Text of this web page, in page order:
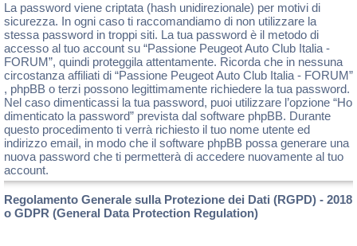
La password viene criptata (hash unidirezionale) per motivi di
sicurezza. In ogni caso ti raccomandiamo di non utilizzare la
stessa password in troppi siti. La tua password è il metodo di
accesso al tuo account su “Passione Peugeot Auto Club Italia -
FORUM”, quindi proteggila attentamente. Ricorda che in nessuna
circostanza affiliati di “Passione Peugeot Auto Club Italia - FORUM”
, phpBB o terzi possono legittimamente richiedere la tua password.
Nel caso dimenticassi la tua password, puoi utilizzare l’opzione “Ho
dimenticato la password” prevista dal software phpBB. Durante
questo procedimento ti verrà richiesto il tuo nome utente ed
indirizzo email, in modo che il software phpBB possa generare una
nuova password che ti permetterà di accedere nuovamente al tuo
account.
Regolamento Generale sulla Protezione dei Dati (RGPD) - 2018
o GDPR (General Data Protection Regulation)